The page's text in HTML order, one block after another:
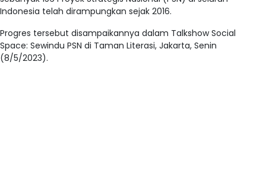
Indonesia telah dirampungkan sejak 2016.
Progres tersebut disampaikannya dalam Talkshow Social
Space: Sewindu PSN di Taman Literasi, Jakarta, Senin
(8/5/2023).